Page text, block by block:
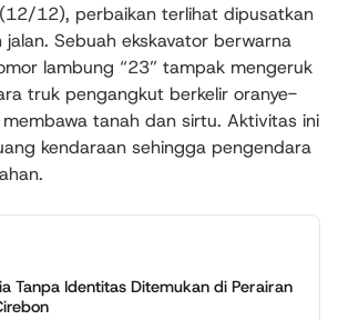
12), perbaikan terlihat dipusatkan
Sebuah ekskavator berwarna
lambung “23” tampak mengeruk
truk pengangkut berkelir oranye-
tanah dan sirtu. Aktivitas ini
kendaraan sehingga pengendara
Tanpa Identitas Ditemukan di Perairan